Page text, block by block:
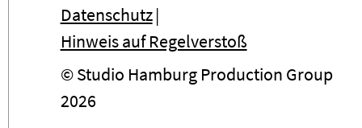
Datenschutz
Hinweis auf Regelverstoß
© Studio Hamburg Production Group
2026